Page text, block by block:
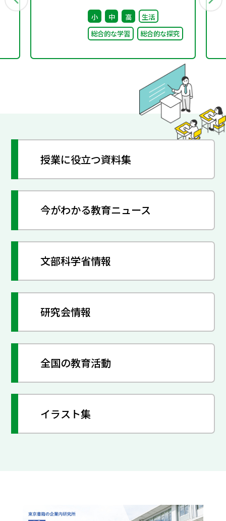
※会議後修正
小 中 高
生活
総合的な学習
総合的な探究
授業に役立つ資料集
今がわかる教育ニュース
文部科学省情報
研究会情報
全国の教育活動
イラスト集